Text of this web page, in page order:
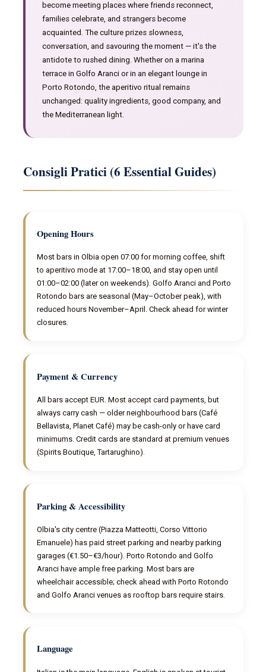
become meeting places where friends reconnect,
families celebrate, and strangers become
acquainted. The culture prizes slowness,
conversation, and savouring the moment — it's the
antidote to rushed dining. Whether on a marina
terrace in Golfo Aranci or in an elegant lounge in
Porto Rotondo, the aperitivo ritual remains
unchanged: quality ingredients, good company, and
the Mediterranean light.
Consigli Pratici (6 Essential Guides)
Opening Hours
Most bars in Olbia open 07:00 for morning coffee, shift
to aperitivo mode at 17:00–18:00, and stay open until
01:00–02:00 (later on weekends). Golfo Aranci and Porto
Rotondo bars are seasonal (May–October peak), with
reduced hours November–April. Check ahead for winter
closures.
Payment & Currency
All bars accept EUR. Most accept card payments, but
always carry cash — older neighbourhood bars (Café
Bellavista, Planet Café) may be cash-only or have card
minimums. Credit cards are standard at premium venues
(Spirits Boutique, Tartarughino).
Parking & Accessibility
Olbia's city centre (Piazza Matteotti, Corso Vittorio
Emanuele) has paid street parking and nearby parking
garages (€1.50–€3/hour). Porto Rotondo and Golfo
Aranci have ample free parking. Most bars are
wheelchair accessible; check ahead with Porto Rotondo
and Golfo Aranci venues as rooftop bars require stairs.
Language